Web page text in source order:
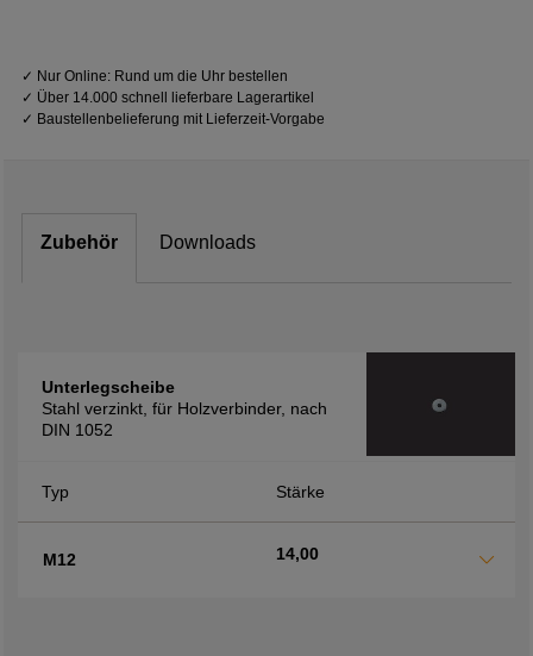
✓ Nur Online: Rund um die Uhr bestellen
✓ Über 14.000 schnell lieferbare Lagerartikel
✓ Baustellenbelieferung mit Lieferzeit-Vorgabe
Zubehör Downloads
Unterlegscheibe
Stahl verzinkt, für Holzverbinder, nach
DIN 1052
Typ Stärke
M12 14,00